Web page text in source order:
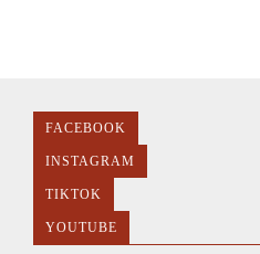
FACEBOOK
INSTAGRAM
TIKTOK
YOUTUBE